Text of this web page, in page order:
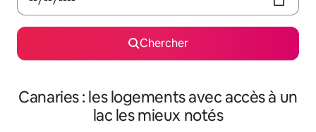
Chercher
Canaries : les logements avec accès à un
lac les mieux notés